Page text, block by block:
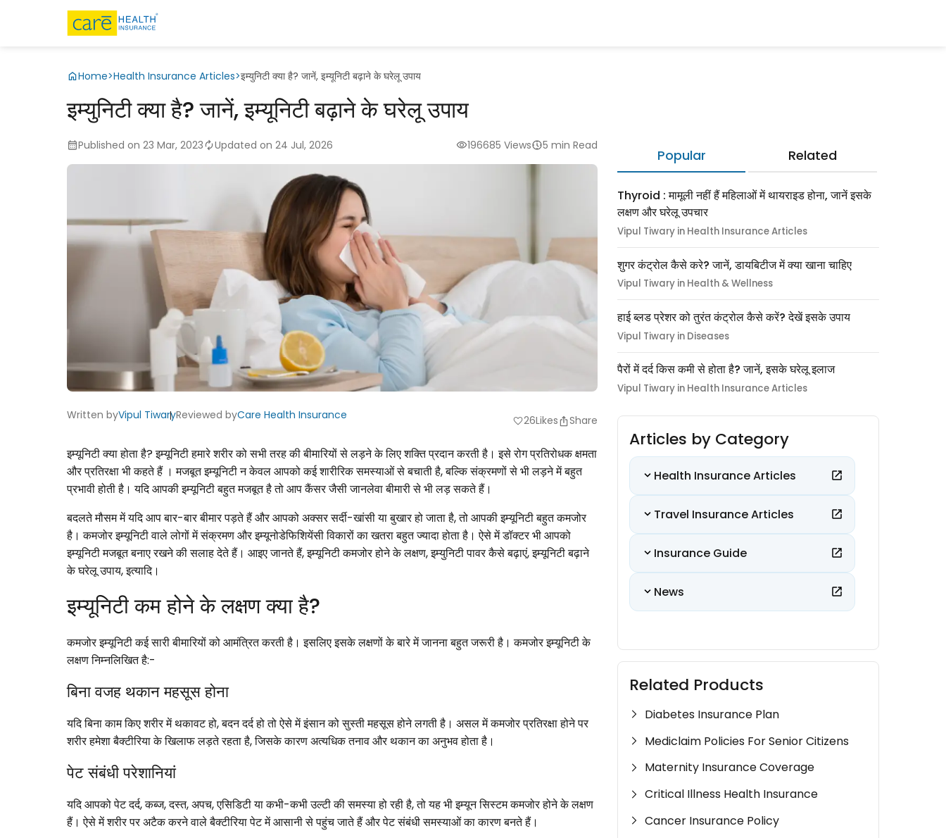
Home>Health Insurance Articles>इम्युनिटी क्या है? जानें, इम्यूनिटी बढ़ाने के घरेलू उपाय
इम्युनिटी क्या है? जानें, इम्यूनिटी बढ़ाने के घरेलू उपाय
Published on 23 Mar, 2023 Updated on 24 Jul, 2026 196685 Views 5 min Read
Written byVipul TiwaryReviewed byCare Health Insurance favorite26Likes Share
इम्यूनिटी क्या होता है? इम्यूनिटी हमारे शरीर को सभी तरह की बीमारियों से लड़ने के लिए शक्ति प्रदान करती है। इसे रोग प्रतिरोधक क्षमता
और प्रतिरक्षा भी कहते हैं । मजबूत इम्यूनिटी न केवल आपको कई शारीरिक समस्याओं से बचाती है, बल्कि संक्रमणों से भी लड़ने में बहुत
प्रभावी होती है। यदि आपकी इम्यूनिटी बहुत मजबूत है तो आप कैंसर जैसी जानलेवा बीमारी से भी लड़ सकते हैं।
बदलते मौसम में यदि आप बार-बार बीमार पड़ते हैं और आपको अक्सर सर्दी-खांसी या बुखार हो जाता है, तो आपकी इम्यूनिटी बहुत कमजोर
है। कमजोर इम्यूनिटी वाले लोगों में संक्रमण और इम्यूनोडेफिशियेंसी विकारों का खतरा बहुत ज्यादा होता है। ऐसे में डॉक्टर भी आपको
इम्यूनिटी मजबूत बनाए रखने की सलाह देते हैं। आइए जानते हैं, इम्यूनिटी कमजोर होने के लक्षण, इम्युनिटी पावर कैसे बढ़ाएं, इम्यूनिटी बढ़ाने
के घरेलू उपाय, इत्यादि।
इम्यूनिटी कम होने के लक्षण क्या है?
कमजोर इम्यूनिटी कई सारी बीमारियों को आमंत्रित करती है। इसलिए इसके लक्षणों के बारे में जानना बहुत जरूरी है। कमजोर इम्यूनिटी के
लक्षण निम्नलिखित है:-
बिना वजह थकान महसूस होना
यदि बिना काम किए शरीर में थकावट हो, बदन दर्द हो तो ऐसे में इंसान को सुस्ती महसूस होने लगती है। असल में कमजोर प्रतिरक्षा होने पर
शरीर हमेशा बैक्टीरिया के खिलाफ लड़ते रहता है, जिसके कारण अत्यधिक तनाव और थकान का अनुभव होता है।
पेट संबंधी परेशानियां
यदि आपको पेट दर्द, कब्ज, दस्त, अपच, एसिडिटी या कभी-कभी उल्टी की समस्या हो रही है, तो यह भी इम्यून सिस्टम कमजोर होने के लक्षण
हैं। ऐसे में शरीर पर अटैक करने वाले बैक्टीरिया पेट में आसानी से पहुंच जाते हैं और पेट संबंधी समस्याओं का कारण बनते हैं।
Popular Related
Thyroid : मामूली नहीं हैं महिलाओं में थायराइड होना, जानें इसके
लक्षण और घरेलू उपचार
Vipul Tiwary in Health Insurance Articles
शुगर कंट्रोल कैसे करे? जानें, डायबिटीज में क्या खाना चाहिए
Vipul Tiwary in Health & Wellness
हाई ब्लड प्रेशर को तुरंत कंट्रोल कैसे करें? देखें इसके उपाय
Vipul Tiwary in Diseases
पैरों में दर्द किस कमी से होता है? जानें, इसके घरेलू इलाज
Vipul Tiwary in Health Insurance Articles
Articles by Category
Health Insurance Articles
Travel Insurance Articles
Insurance Guide
News
Related Products
Diabetes Insurance Plan
Mediclaim Policies For Senior Citizens
Maternity Insurance Coverage
Critical Illness Health Insurance
Cancer Insurance Policy